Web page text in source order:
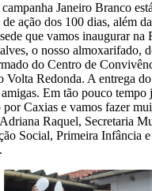
campanha Janeiro Branco
ação dos 100 dias, além
que vamos inaugurar na
o nosso almoxarifado,
do Centro de
Volta Redonda. A entrega
Em tão pouco tempo
por Caxias e vamos fazer
Raquel, Secretaria
Social, Primeira Infância e